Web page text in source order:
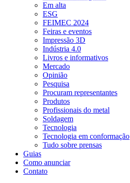
Em alta
ESG
FEIMEC 2024
Feiras e eventos
Impressão 3D
Indústria 4.0
Livros e informativos
Mercado
Opinião
Pesquisa
Procuram representantes
Produtos
Profissionais do metal
Soldagem
Tecnologia
Tecnologia em conformação
Tudo sobre prensas
Guias
Como anunciar
Contato